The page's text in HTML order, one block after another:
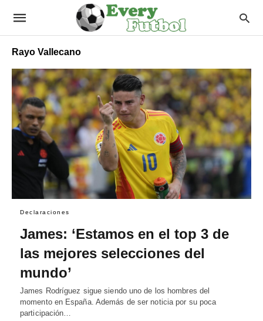
Rayo Vallecano
Declaraciones
James: ‘Estamos en el top 3 de
las mejores selecciones del
mundo’
James Rodríguez sigue siendo uno de los hombres del
momento en España. Además de ser noticia por su poca
participación…